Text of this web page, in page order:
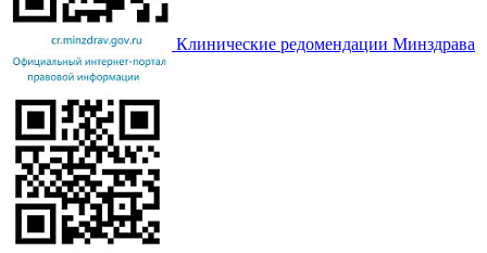
Клинические редомендации Минздрава